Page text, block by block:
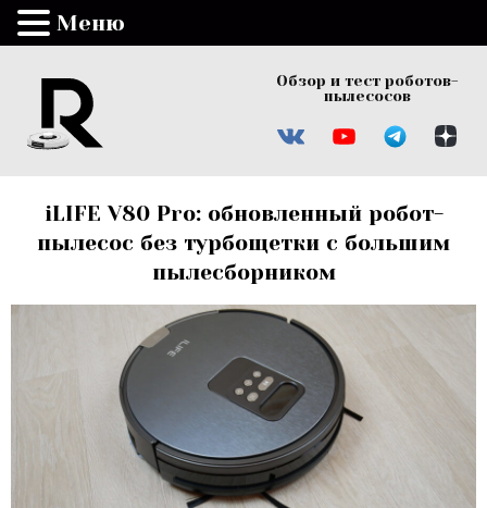
Обзор и тест роботов-
пылесосов
iLIFE V80 Pro: обновленный робот-
пылесос без турбощетки с большим
пылесборником
Меню